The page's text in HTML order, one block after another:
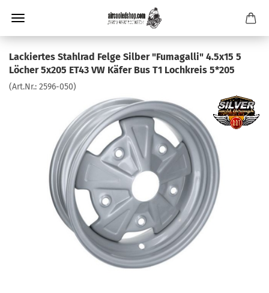
Lackiertes Stahlrad Felge Silber "Fumagalli" 4.5x15 5
Löcher 5x205 ET43 VW Käfer Bus T1 Lochkreis 5*205
(Art.Nr.: 2596-050)